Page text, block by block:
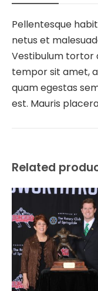
Pellentesque
netus et
Vestibulum tortor
tempor sit amet,
quam egestas
est. Mauris
Related